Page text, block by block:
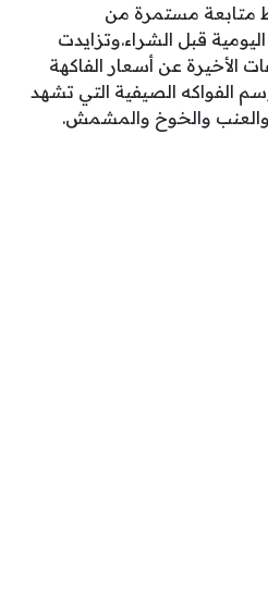
متابعة مستمرة من
قبل الشراء.وتزايدت
الأخيرة عن أسعار الفاكهة
الفواكه الصيفية التي تشهد
والعنب والخوخ والمشمش.